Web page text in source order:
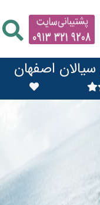
اصفهان